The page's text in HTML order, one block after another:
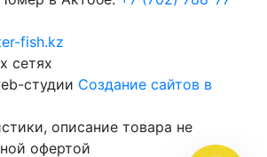
fish.kz
сетях
студии Создание сайтов в
описание товара не
офертой